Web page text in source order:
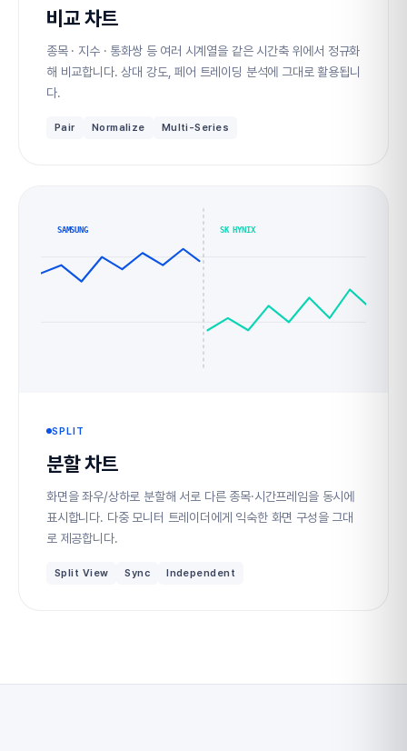
비교 차트
종목 · 지수 · 통화쌍 등 여러 시계열을 같은 시간축 위에서 정규화
해 비교합니다. 상대 강도, 페어 트레이딩 분석에 그대로 활용됩니
다.
Pair Normalize Multi-Series
SAMSUNG SK HYNIX
SPLIT
분할 차트
화면을 좌우/상하로 분할해 서로 다른 종목·시간프레임을 동시에
표시합니다. 다중 모니터 트레이더에게 익숙한 화면 구성을 그대
로 제공합니다.
Split View Sync Independent